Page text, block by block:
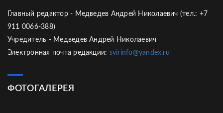
Главный редактор - Медведев Андрей Николаевич (тел.: +7
911 0066-388)
Учредитель - Медведев Андрей Николаевич
Электронная почта редакции: svirinfo@yandex.ru
ФОТОГАЛЕРЕЯ